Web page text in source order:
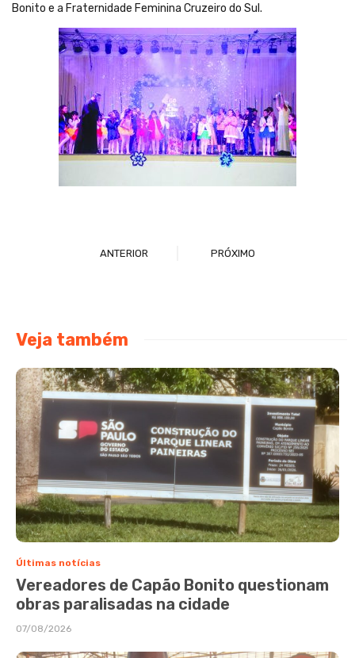
Bonito e a Fraternidade Feminina Cruzeiro do Sul.
ANTERIOR PRÓXIMO
Veja também
Últimas notícias
Vereadores de Capão Bonito questionam
obras paralisadas na cidade
07/08/2026